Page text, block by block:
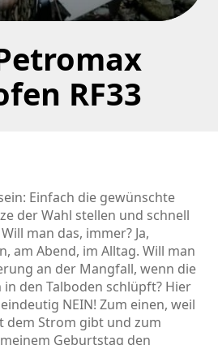
RF33
Einfach die gewünschte
der Wahl stellen und schnell
man das, immer? Ja,
am Abend, im Alltag. Will man
an der Mangfall, wenn die
den Talboden schlüpft? Hier
NEIN! Zum einen, weil
dem Strom gibt und zum
Geburtstag den